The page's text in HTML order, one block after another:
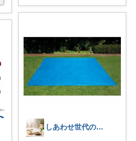
しあわせ世代のおすすめ便